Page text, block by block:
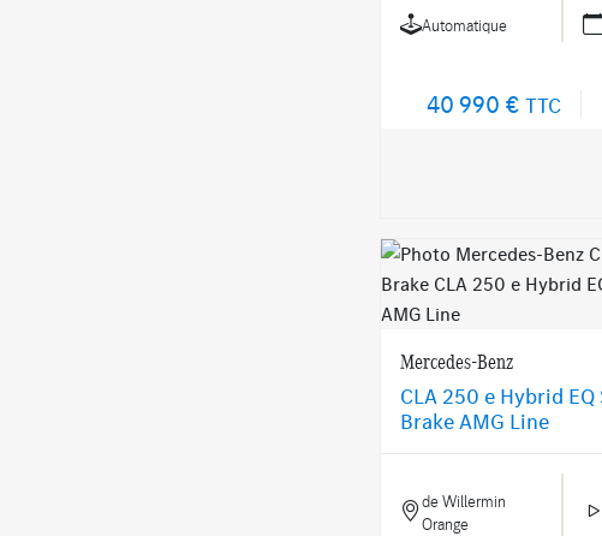
Automatique
40 990 €TTC
Mercedes-Benz
CLA 250 e Hybrid
Brake AMG Line
de Willermin
Orange